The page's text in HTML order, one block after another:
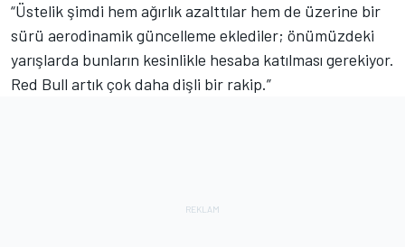
“Üstelik şimdi hem ağırlık azalttılar hem de üzerine bir
sürü aerodinamik güncelleme eklediler; önümüzdeki
yarışlarda bunların kesinlikle hesaba katılması gerekiyor.
Red Bull artık çok daha dişli bir rakip.”